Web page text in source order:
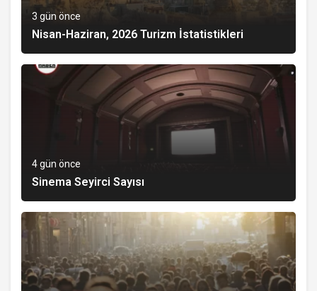
3 gün önce
Nisan-Haziran, 2026 Turizm İstatistikleri
4 gün önce
Sinema Seyirci Sayısı